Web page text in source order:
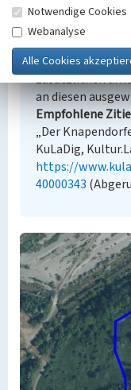
Der hier
Lizenz dl-by-de/
angezeigten
zusätzlichen
an diesen
Empfohlene
„Der
KuLaDig,
https://
40000343
Notwendige Cookies
Webanalyse